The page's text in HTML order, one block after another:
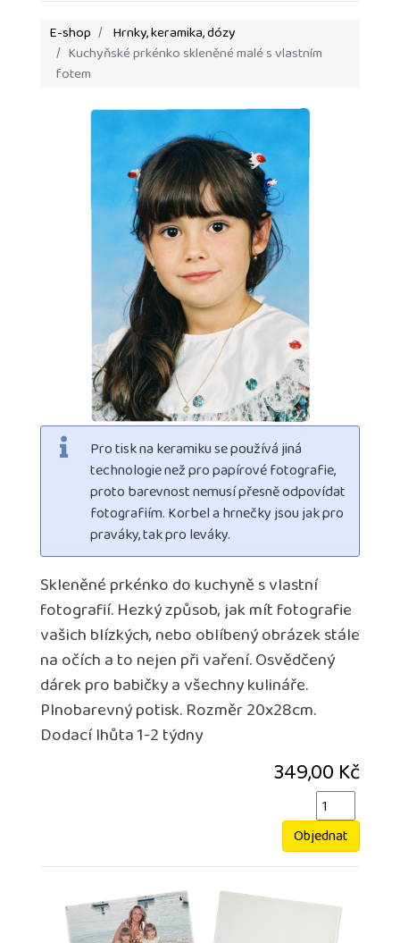
E-shop Hrnky, keramika, dózy
Kuchyňské prkénko skleněné malé s vlastním
fotem
Pro tisk na keramiku se používá jiná
technologie než pro papírové fotografie,
proto barevnost nemusí přesně odpovídat
fotografiím. Korbel a hrnečky jsou jak pro
praváky, tak pro leváky.
Skleněné prkénko do kuchyně s vlastní
fotografií. Hezký způsob, jak mít fotografie
vašich blízkých, nebo oblíbený obrázek stále
na očích a to nejen při vaření. Osvědčený
dárek pro babičky a všechny kulináře.
Plnobarevný potisk. Rozměr 20x28cm.
Dodací lhůta 1-2 týdny
349,00 Kč
Objednat